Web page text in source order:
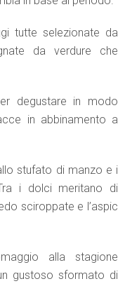
tutte selezionate da
da verdure che
degustare in modo
in abbinamento a
stufato di manzo e i
i dolci meritano di
sciroppate e l’aspic
alla stagione
gustoso sformato di